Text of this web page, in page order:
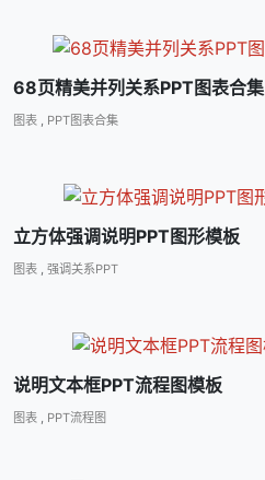
68页精美并列关系PPT图表合集
图表 , PPT图表合集
立方体强调说明PPT图形模板
图表 , 强调关系PPT
说明文本框PPT流程图模板
图表 PPT流程图